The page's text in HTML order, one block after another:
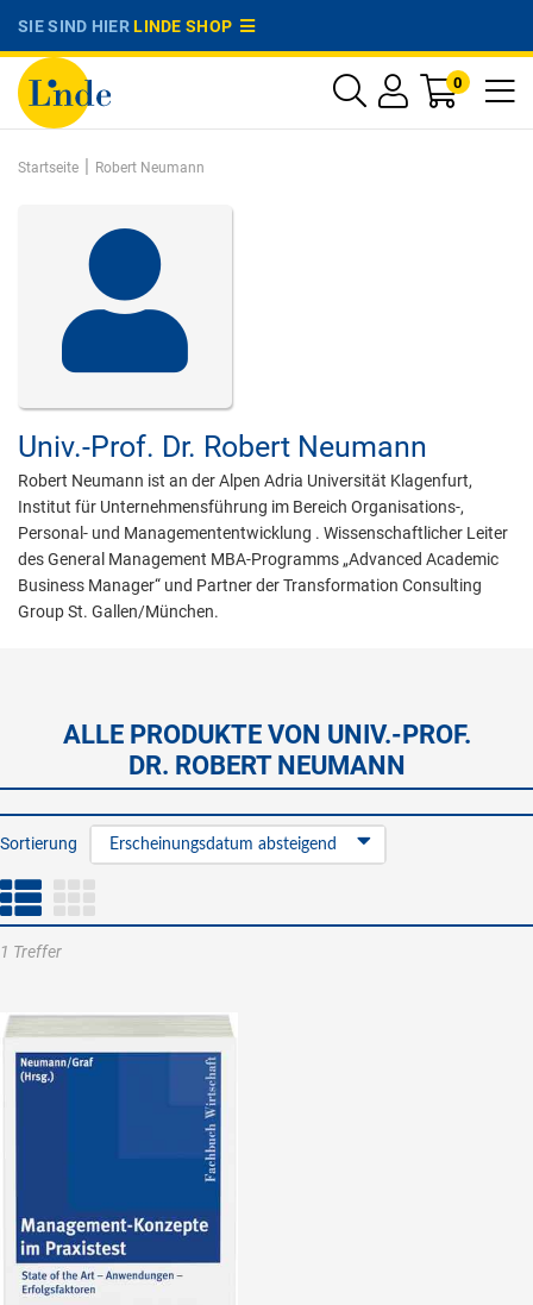
SIE SIND HIERLINDE SHOP
0
Startseite | Robert Neumann
Univ.-Prof. Dr. Robert Neumann
Robert Neumann ist an der Alpen Adria Universität Klagenfurt,
Institut für Unternehmensführung im Bereich Organisations-,
Personal- und Managemententwicklung . Wissenschaftlicher Leiter
des General Management MBA-Programms „Advanced Academic
Business Manager“ und Partner der Transformation Consulting
Group St. Gallen/München.
ALLE PRODUKTE VON UNIV.-PROF.
DR. ROBERT NEUMANN
Sortierung Erscheinungsdatum absteigend
1 Treffer